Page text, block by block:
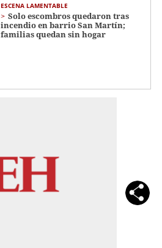
ESCENA LAMENTABLE
Solo escombros quedaron tras
incendio en barrio San Martín;
familias quedan sin hogar